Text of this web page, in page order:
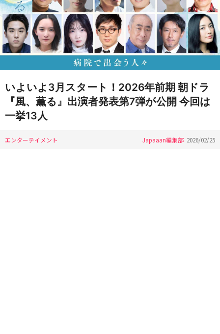
いよいよ3月スタート！2026年前期 朝ドラ
『風、薫る』出演者発表第7弾が公開 今回は
一挙13人
エンターテイメント Japaaan編集部 2026/02/25